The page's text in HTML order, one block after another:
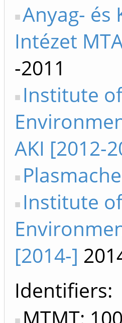
Anyag- és
Intézet
-2011
Institute
AKI [2012-
Institute
[2014-]
Identifiers